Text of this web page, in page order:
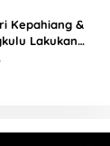
Kepahiang &
Lakukan
Rampasan